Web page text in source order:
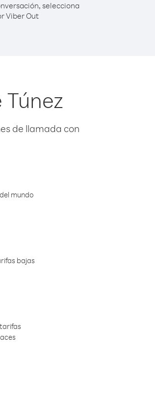
selecciona
Viber Out
de llamada con
mundo
bajas